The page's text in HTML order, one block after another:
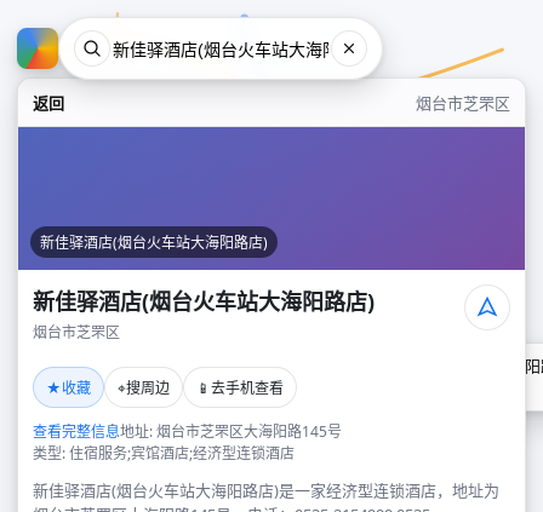
返回 烟台市芝罘区
新佳驿酒店(烟台火车站大海阳路店)
新佳驿酒店(烟台火车站大海阳路店)
烟台市芝罘区
★收藏 ⌖搜周边 📱 去手机查看
查看完整信息地址: 烟台市芝罘区大海阳路145号
类型: 住宿服务;宾馆酒店;经济型连锁酒店
新佳驿酒店(烟台火车站大海阳路店)是一家经济型连锁酒店，地址为
新佳驿酒店(烟台火车站大海